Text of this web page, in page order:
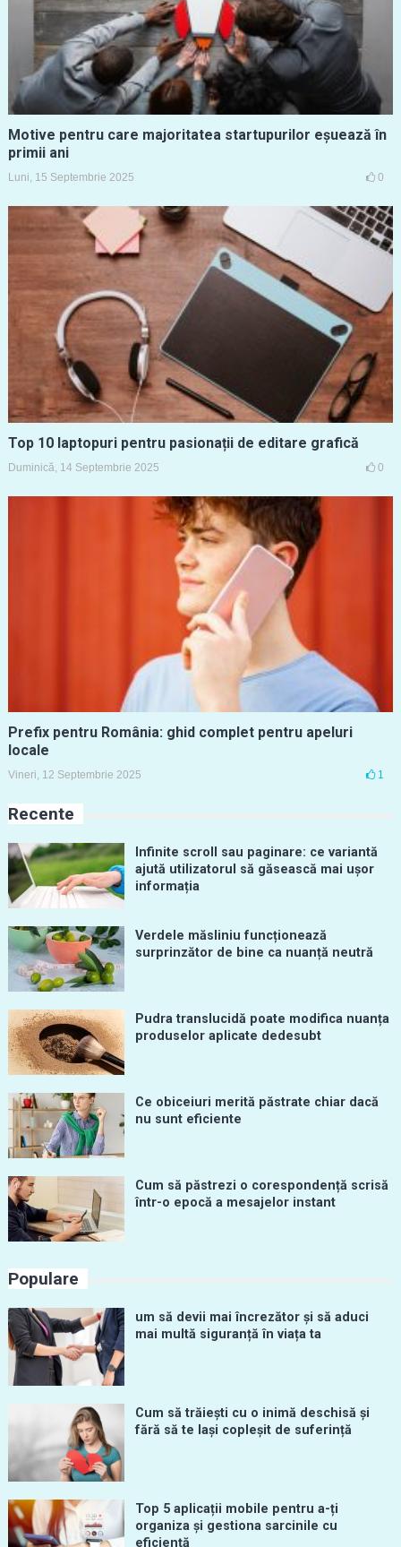
Motive pentru care majoritatea startupurilor eșuează în
primii ani
Luni, 15 Septembrie 2025 0
Top 10 laptopuri pentru pasionații de editare grafică
Duminică, 14 Septembrie 2025 0
Prefix pentru România: ghid complet pentru apeluri
locale
Vineri, 12 Septembrie 2025 1
Recente
Infinite scroll sau paginare: ce variantă
ajută utilizatorul să găsească mai ușor
informația
Verdele măsliniu funcționează
surprinzător de bine ca nuanță neutră
Pudra translucidă poate modifica nuanța
produselor aplicate dedesubt
Ce obiceiuri merită păstrate chiar dacă
nu sunt eficiente
Cum să păstrezi o corespondență scrisă
într-o epocă a mesajelor instant
Populare
um să devii mai încrezător și să aduci
mai multă siguranță în viața ta
Cum să trăiești cu o inimă deschisă și
fără să te lași copleșit de suferință
Top 5 aplicații mobile pentru a-ți
organiza și gestiona sarcinile cu
eficiență